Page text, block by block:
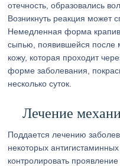
отечность, образовались
Возникнуть реакция может
Немедленная форма
сыпью, появившейся после
кожу, которая проходит
форме заболевания,
несколько суток.
Лечение
Поддается лечению
некоторых
контролировать